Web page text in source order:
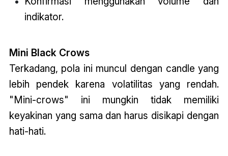
indikator.
Mini Black Crows
Terkadang, pola ini muncul dengan candle yang
lebih pendek karena volatilitas yang rendah.
"Mini-crows" ini mungkin tidak memiliki
keyakinan yang sama dan harus disikapi dengan
hati-hati.